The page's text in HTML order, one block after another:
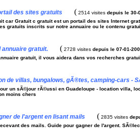
des sites gratuits ( 2514 visites depuis le 30-
car Gratuit c gratuit est un portail des sites Internet
gratuits inscrits sur notre annuaire ou le contenu
gratuit. ( 2728 visites depuis le 07-01-
gratuit, il vous aidera dans vos recherches
de villas, bungalows, gÃ®tes, camping-cars -
un sÃ©jour rÃ©ussi en Guadeloupe - location villa,
moins chers
de l'argent en lisant mails ( 2835 visites
des mails. Guide pour gagner de l'argent.